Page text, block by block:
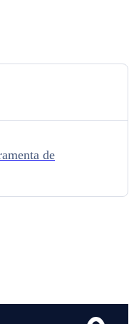
de